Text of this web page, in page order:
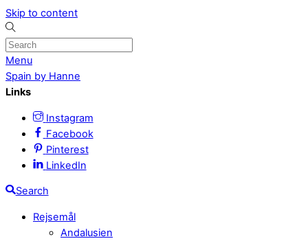
Skip to content
Menu
Spain by Hanne
Links
Instagram
Facebook
Pinterest
LinkedIn
Search
Rejsemål
Andalusien